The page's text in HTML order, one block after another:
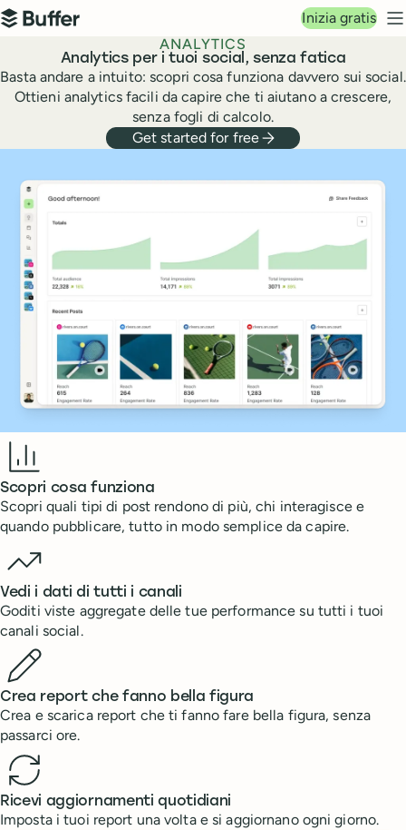
Navigazione principale
Buffer
Inizia gratis
ANALYTICS
Analytics per i tuoi social, senza fatica
Basta andare a intuito: scopri cosa funziona davvero sui social.
Ottieni analytics facili da capire che ti aiutano a crescere,
senza fogli di calcolo.
Get started for free
Benefits
Scopri cosa funziona
Scopri quali tipi di post rendono di più, chi interagisce e
quando pubblicare, tutto in modo semplice da capire.
Vedi i dati di tutti i canali
Goditi viste aggregate delle tue performance su tutti i tuoi
canali social.
Crea report che fanno bella figura
Crea e scarica report che ti fanno fare bella figura, senza
passarci ore.
Ricevi aggiornamenti quotidiani
Imposta i tuoi report una volta e si aggiornano ogni giorno.